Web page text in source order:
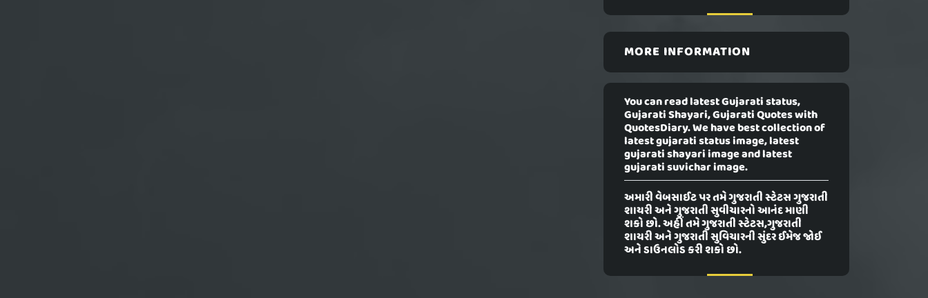
MORE INFORMATION
You can read latest Gujarati status,
Gujarati Shayari, Gujarati Quotes with
QuotesDiary. We have best collection of
latest gujarati status image, latest
gujarati shayari image and latest
gujarati suvichar image.
અમારી વેબસાઈટ પર તમે ગુજરાતી સ્ટેટસ ગુજરાતી
શાયરી અને ગુજરાતી સુવીચારનો આનંદ માણી
શકો છો. અહીં તમે ગુજરાતી સ્ટેટસ,ગુજરાતી
શાયરી અને ગુજરાતી સુવિચારની સુંદર ઈમેજ જોઈ
અને ડાઉનલોડ કરી શકો છો.